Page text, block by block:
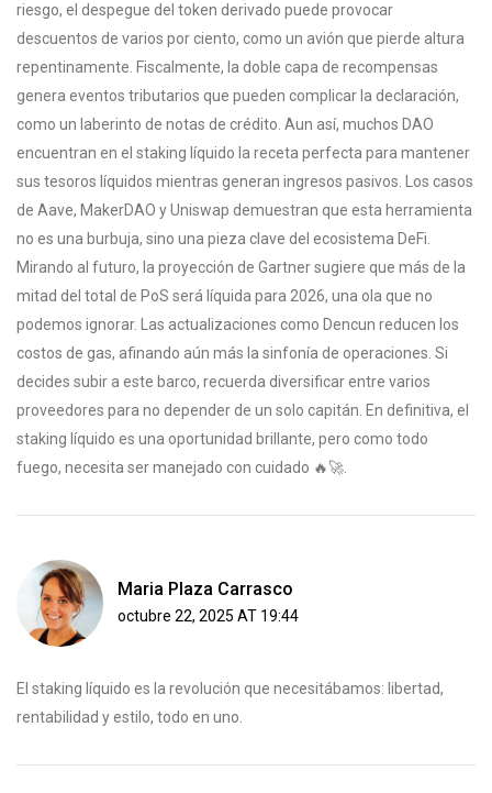
riesgo, el despegue del token derivado puede provocar
descuentos de varios por ciento, como un avión que pierde altura
repentinamente. Fiscalmente, la doble capa de recompensas
genera eventos tributarios que pueden complicar la declaración,
como un laberinto de notas de crédito. Aun así, muchos DAO
encuentran en el staking líquido la receta perfecta para mantener
sus tesoros líquidos mientras generan ingresos pasivos. Los casos
de Aave, MakerDAO y Uniswap demuestran que esta herramienta
no es una burbuja, sino una pieza clave del ecosistema DeFi.
Mirando al futuro, la proyección de Gartner sugiere que más de la
mitad del total de PoS será líquida para 2026, una ola que no
podemos ignorar. Las actualizaciones como Dencun reducen los
costos de gas, afinando aún más la sinfonía de operaciones. Si
decides subir a este barco, recuerda diversificar entre varios
proveedores para no depender de un solo capitán. En definitiva, el
staking líquido es una oportunidad brillante, pero como todo
fuego, necesita ser manejado con cuidado 🔥🚀.
Maria Plaza Carrasco
octubre 22, 2025 AT 19:44
El staking líquido es la revolución que necesitábamos: libertad,
rentabilidad y estilo, todo en uno.